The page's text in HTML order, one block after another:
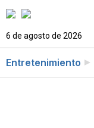
6 de agosto de 2026
Entretenimiento